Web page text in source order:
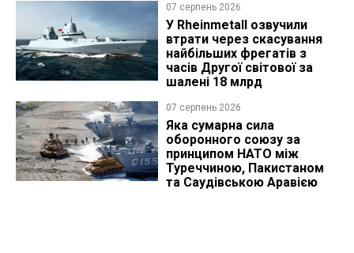
07 серпень 2026
У Rheinmetall озвучили
втрати через скасування
найбільших фрегатів з
часів Другої світової за
шалені 18 млрд
07 серпень 2026
Яка сумарна сила
оборонного союзу за
принципом НАТО між
Туреччиною, Пакистаном
та Саудівською Аравією